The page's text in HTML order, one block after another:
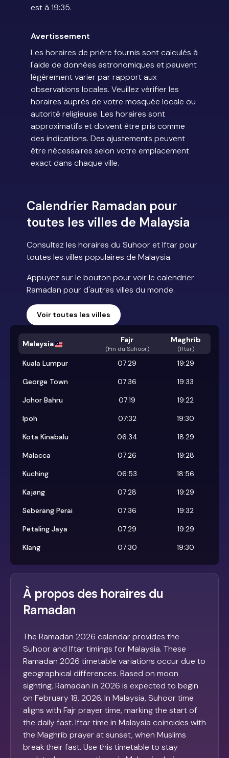
est à 19:35.
Avertissement
Les horaires de prière fournis sont calculés à
l'aide de données astronomiques et peuvent
légèrement varier par rapport aux
observations locales. Veuillez vérifier les
horaires auprès de votre mosquée locale ou
autorité religieuse. Les horaires sont
approximatifs et doivent être pris comme
des indications. Des ajustements peuvent
être nécessaires selon votre emplacement
exact dans chaque ville.
Calendrier Ramadan pour
toutes les villes de Malaysia
Consultez les horaires du Suhoor et Iftar pour
toutes les villes populaires de Malaysia.
Appuyez sur le bouton pour voir le calendrier
Ramadan pour d'autres villes du monde.
Voir toutes les villes
Malaysia Fajr
(Fin du Suhoor)
Maghrib
(Iftar)
Kuala Lumpur 07:29
19:29
George Town
07:36
19:33
Johor Bahru
07:19
19:22
Ipoh
07:32
19:30
Kota Kinabalu
06:34
18:29
Malacca
07:26
19:28
Kuching
06:53
18:56
Kajang
07:28
19:29
Seberang Perai
07:36
19:32
Petaling Jaya
07:29
19:29
Klang
07:30 19:30
À propos des horaires du
Ramadan
The Ramadan 2026 calendar provides the
Suhoor and Iftar timings for Malaysia. These
Ramadan 2026 timetable variations occur due to
geographical differences. Based on moon
sighting, Ramadan in 2026 is expected to begin
on February 18, 2026. In Malaysia, Suhoor time
aligns with Fajr prayer time, marking the start of
the daily fast. Iftar time in Malaysia coincides with
the Maghrib prayer at sunset, when Muslims
break their fast. Use this timetable to stay